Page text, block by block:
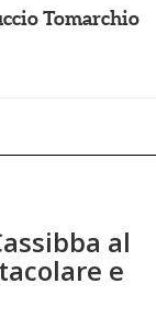
Tomarchio
al
e